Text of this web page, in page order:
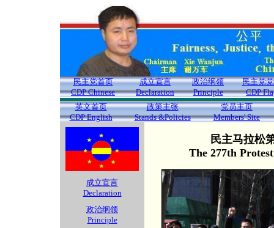
民主党首页
CDP Chinese
成立宣言
Declaration
政治纲领
Principle
民主党
CDP
英文首页
CDP English
政策主张
Stands &Policies
党员主页
Members' Site
成立宣言
Declaration
政治纲领
Principle
民主马拉松
The 277th